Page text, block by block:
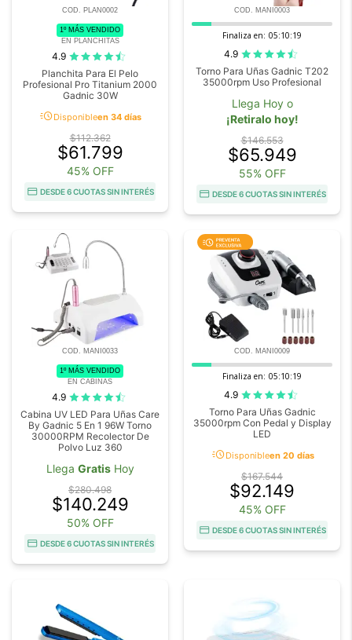
COD. PLAN0002
1º MÁS VENDIDO
EN PLANCHITAS
4.9
Planchita Para El Pelo
Profesional Pro Titanium 2000
Gadnic 30W
acuteDisponibleen 34 días
$112.362
$61.799
45% OFF
DESDE 6 CUOTAS SIN INTERÉS
COD. MANI0003
Finaliza en: 05:10:18
4.9
Torno Para Uñas Gadnic T202
35000rpm Uso Profesional
Llega Hoy o
¡Retiralo hoy!
$146.553
$65.949
55% OFF
DESDE 6 CUOTAS SIN INTERÉS
COD. MANI0033
1º MÁS VENDIDO
EN CABINAS
4.9
Cabina UV LED Para Uñas Care
By Gadnic 5 En 1 96W Torno
30000RPM Recolector De
Polvo Luz 360
Llega GratisHoy
$280.498
$140.249
50% OFF
DESDE 6 CUOTAS SIN INTERÉS
COD. MANI0009
Finaliza en: 05:10:18
4.9
Torno Para Uñas Gadnic
35000rpm Con Pedal y Display
LED
acuteDisponibleen 20 días
$167.544
$92.149
45% OFF
DESDE 6 CUOTAS SIN INTERÉS